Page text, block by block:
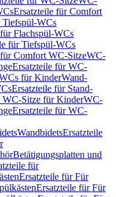
Ersatzteile für Comfort
Tiefspül-WCs
Flachspül-WCs
für Tiefspül-WCs
Comfort WC-SitzeWC-
Ersatzteile für WC-
für KinderWand-
Ersatzteile für Stand-
WC-Sitze für KinderWC-
Ersatzteile für WC-
WandbidetsErsatzteile
Betätigungsplatten und
für
Ersatzteile für Für
Ersatzteile für Für